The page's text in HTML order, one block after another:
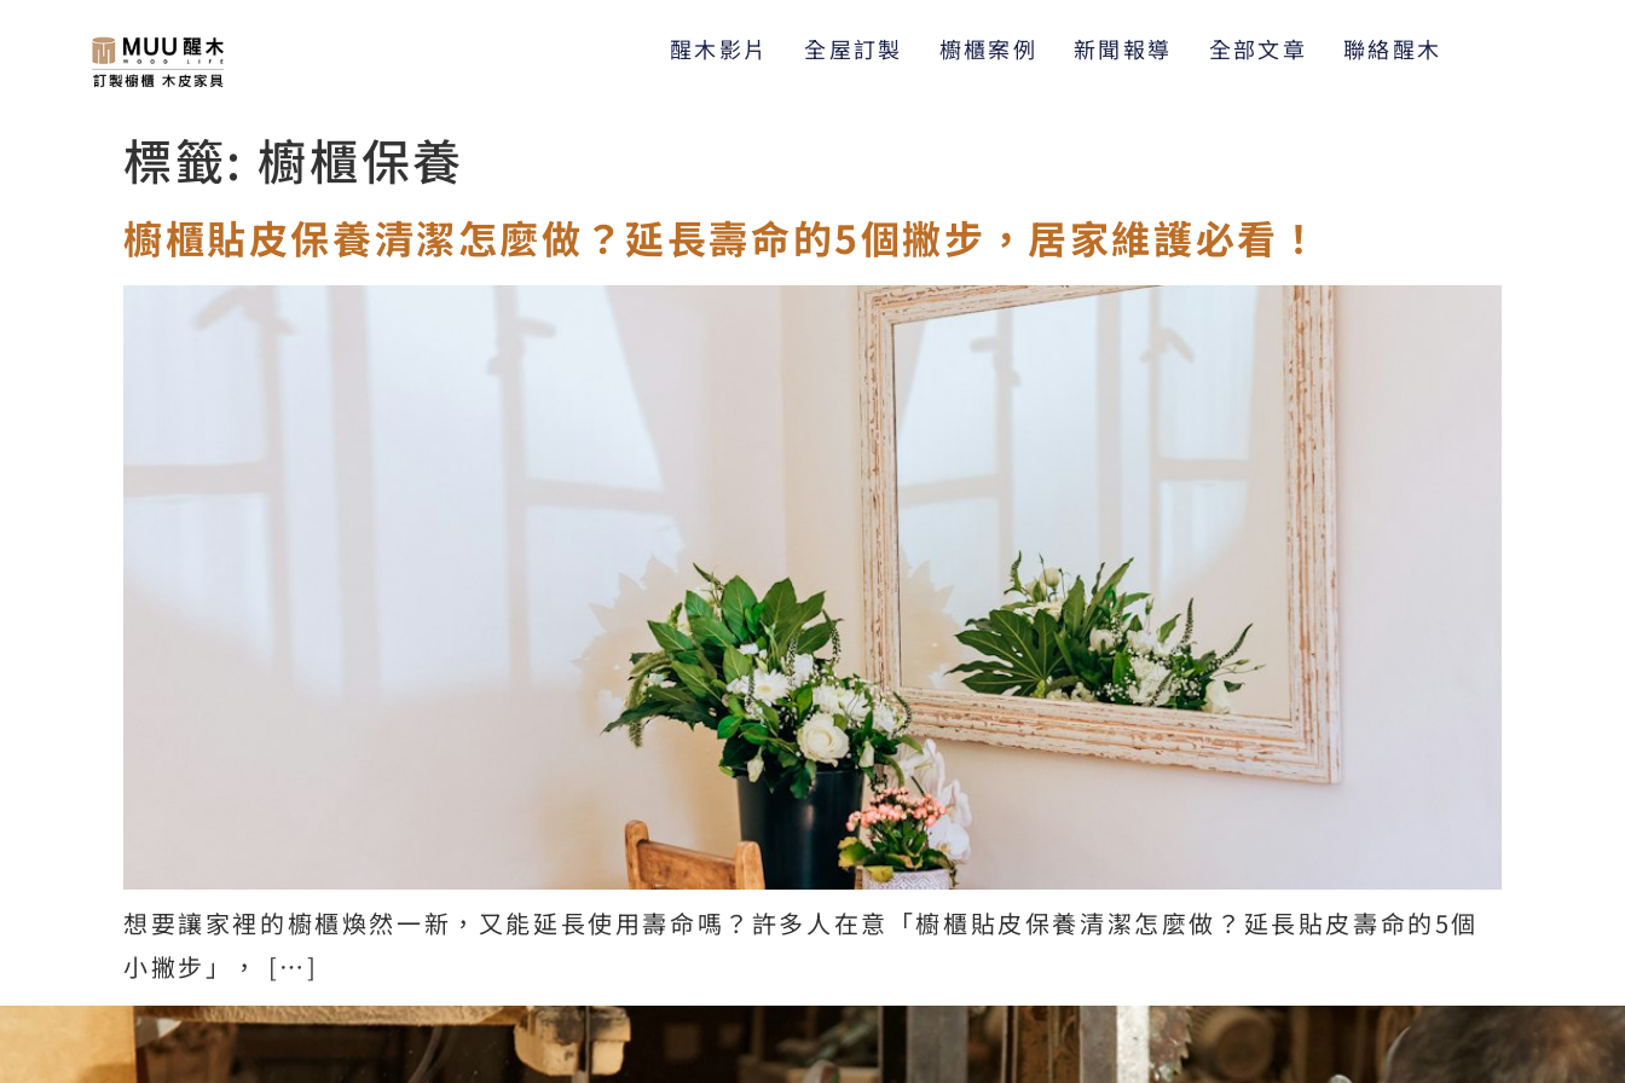
醒木影片 全屋訂製 櫥櫃案例 新聞報導 全部文章 聯絡醒木
標籤: 櫥櫃保養
櫥櫃貼皮保養清潔怎麼做？延長壽命的5個撇步，居家維護必看！
想要讓家裡的櫥櫃煥然一新，又能延長使用壽命嗎？許多人在意「櫥櫃貼皮保養清潔怎麼做？延長貼皮壽命的5個
小撇步」， […]